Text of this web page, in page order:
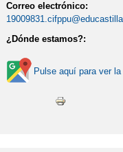
Correo electrónico:
¿Dónde estamos?:
Pulse aquí para ver